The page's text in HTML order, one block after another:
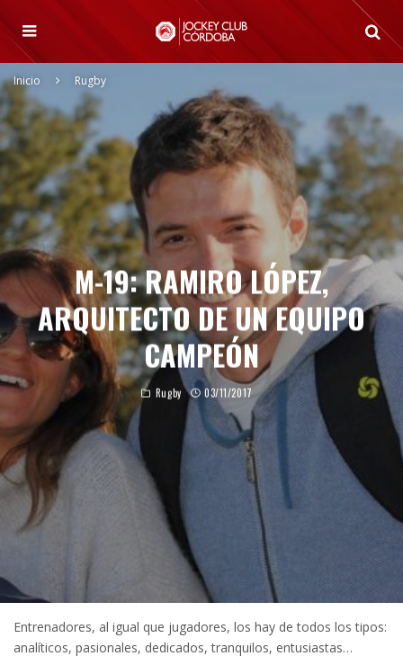
Inicio Rugby
M-19: RAMIRO LÓPEZ,
ARQUITECTO DE UN EQUIPO
CAMPEÓN
Rugby 03/11/2017
Entrenadores, al igual que jugadores, los hay de todos los tipos:
analíticos, pasionales, dedicados, tranquilos, entusiastas…